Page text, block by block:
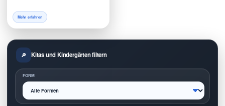
Mehr erfahren
Kitas und Kindergärten filtern
FORM